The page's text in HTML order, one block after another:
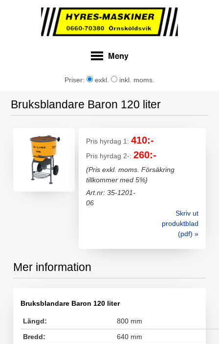
Priser: exkl. inkl. moms.
Bruksblandare Baron 120 liter
Pris hyrdag 1:410:-
Pris hyrdag 2-:260:-
(Pris exkl. moms. Försäkring
tillkommer med 5%)
Art.nr: 35-1201-
06
Skriv ut
produktblad
(pdf) »
Mer information
Bruksblandare Baron 120 liter
Längd:
800 mm
Bredd:
640 mm